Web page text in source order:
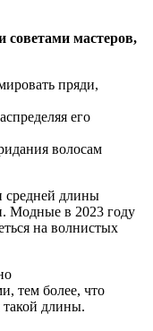
советами мастеров,
пряди,
его
волосам
средней длины
Модные в 2023 году
на волнистых
тем более, что
такой длины.